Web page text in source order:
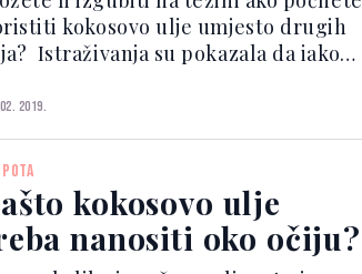
kokosovo ulje umjesto drugih
Istraživanja su pokazala da iako
s gubitkom kilograma, može vam
pomoći u ubrzavanju rada
htt...
2019.
kokosovo ulje
nanositi oko očiju?